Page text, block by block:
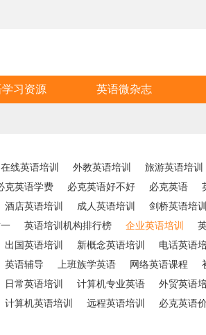
习资源 英语微杂志
在线英语培训 外教英语培训 旅游英语培训
克英语学费 必克英语好不好 必克英语
酒店英语培训 成人英语培训
剑桥英语培训
英语培训机构排行榜 企业英语培训
出国英语培训 新概念英语培训
电话英语
英语辅导 上班族学英语 网络英语课程
日常英语培训 计算机专业英语
外贸英语
计算机英语培训 远程英语培训 必克英语